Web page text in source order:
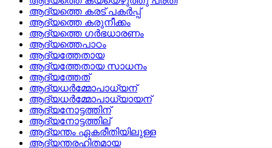
ആദ്യത്തെ കരട്‌ പകര്‍പ്പ്
ആദ്യത്തെ കരുനീക്കം
ആദ്യത്തെ ഗര്‍ഭധാരണം
ആദ്യത്തെപാഠം
ആദ്യത്തേതായ
ആദ്യത്തേതായ സാധനം
ആദ്യത്തേത്
ആദ്യധര്‍മ്മോപാധ്യന്
ആദ്യധര്‍മ്മോപാധ്യായന്
ആദ്യനോട്ടത്തിന്
ആദ്യനോട്ടത്തില്
ആദ്യന്തം ഏകരീതിയിലുള്ള
ആദ്യന്തരഹിതമായ